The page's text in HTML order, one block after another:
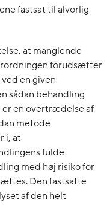
fastsat til alvorlig
at manglende
forudsætter
en given
sådan behandling
er en overtrædelse af
metode
i, at
fulde
med høj risiko for
Den fastsatte
af den helt